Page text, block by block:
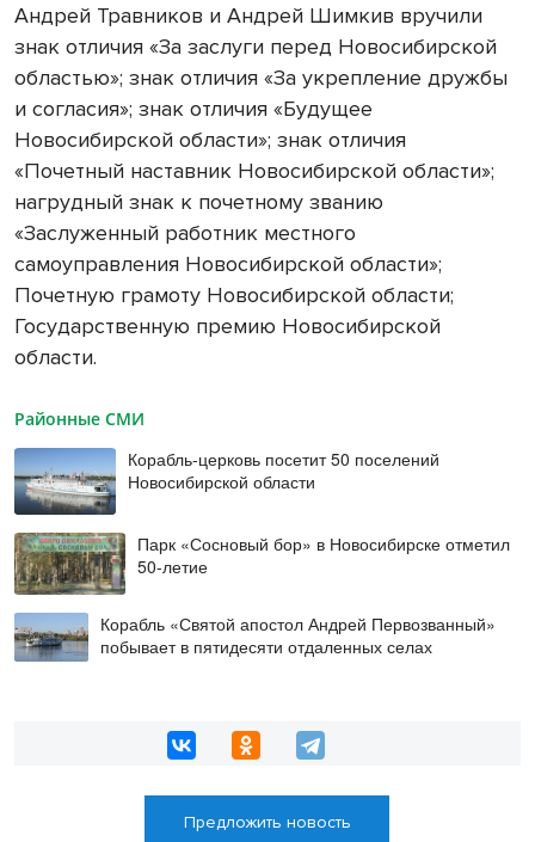
Андрей Травников и Андрей Шимкив вручили
знак отличия «За заслуги перед Новосибирской
областью»; знак отличия «За укрепление дружбы
и согласия»; знак отличия «Будущее
Новосибирской области»; знак отличия
«Почетный наставник Новосибирской области»;
нагрудный знак к почетному званию
«Заслуженный работник местного
самоуправления Новосибирской области»;
Почетную грамоту Новосибирской области;
Государственную премию Новосибирской
области.
Районные СМИ
Корабль-церковь посетит 50 поселений
Новосибирской области
Парк «Сосновый бор» в Новосибирске отметил
50-летие
Корабль «Святой апостол Андрей Первозванный»
побывает в пятидесяти отдаленных селах
Предложить новость